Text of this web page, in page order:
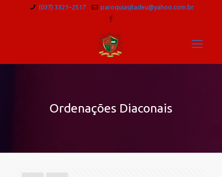
(037) 3321–2517 paroquiasjtadeu@yahoo.com.br
Ordenações Diaconais